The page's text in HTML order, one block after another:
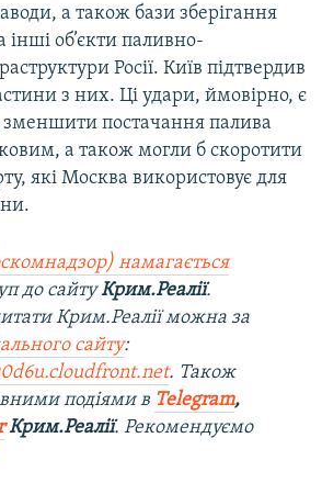
а також бази зберігання
інші об’єкти паливно-
Росії. Київ підтвердив
з них. Ці ​удари, ймовірно, є
постачання палива
а також могли б скоротити
які Москва використовує для
намагається
до сайтуКрим.Реалії.
Крим.Реалії можна за
сайту:
. Також
подіями в Telegram,
Крим.Реалії. Рекомендуємо